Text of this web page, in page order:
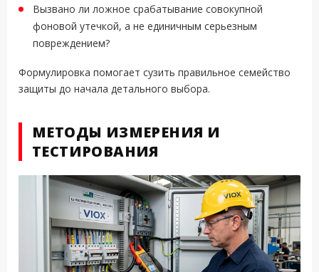
Вызвано ли ложное срабатывание совокупной
фоновой утечкой, а не единичным серьезным
повреждением?
Формулировка помогает сузить правильное семейство
защиты до начала детального выбора.
МЕТОДЫ ИЗМЕРЕНИЯ И
ТЕСТИРОВАНИЯ